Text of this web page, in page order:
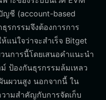
ญชี (account-based
รกรรมจึงต้องการการ
น่ใจว่าจะสำเร็จ Bitget
นการนี้โดยเสนอคำแนะนำ
ป้องกันธุรกรรมล้มเหลว
นผวนสูง นอกจากนี้ ใน
ามสำคัญกับการจัดเก็บ